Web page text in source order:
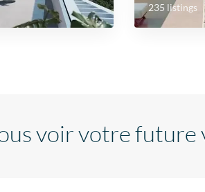
235 listings
voir votre future